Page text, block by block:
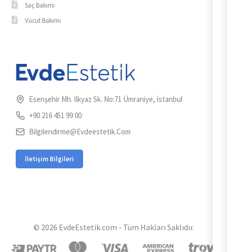
Saç Bakımı
Vücut Bakımı
Esenşehir Mh. İlkyaz Sk. No:71 Ümraniye, İstanbul
+90 216 451 99 00
Bilgilendirme@evdeestetik.com
İletişim Bilgileri
© 2026 EvdeEstetik.com - Tüm Hakları Saklıdır.